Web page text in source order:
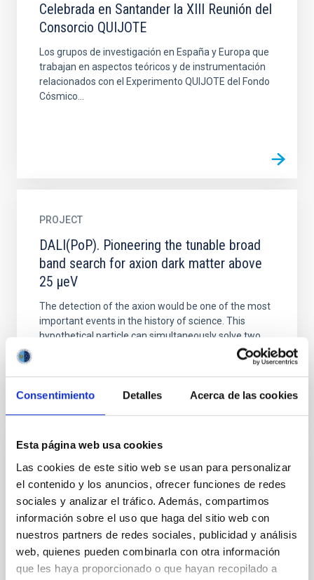
Consentimiento Detalles Acerca de las cookies
Esta página web usa cookies
Las cookies de este sitio web se usan para personalizar
el contenido y los anuncios, ofrecer funciones de redes
sociales y analizar el tráfico. Además, compartimos
información sobre el uso que haga del sitio web con
nuestros partners de redes sociales, publicidad y análisis
web, quienes pueden combinarla con otra información
que les haya proporcionado o que hayan recopilado a
Celebrada en Santander la XIII Reunión del
Consorcio QUIJOTE
Los grupos de investigación en España y Europa que
trabajan en aspectos teóricos y de instrumentación
relacionados con el Experimento QUIJOTE del Fondo
Cósmico...
PROJECT
DALI(PoP). Pioneering the tunable broad
band search for axion dark matter above
25 μeV
The detection of the axion would be one of the most
important events in the history of science. This
hypothetical particle can simultaneously solve two...
Descripción y estado actual de GRANCAIN
La óptica adaptativa de GTC está en su fase final de
integración y verificación. El primer instrumento que
se tiene previsto utilizar es FRIDA que puede tener...